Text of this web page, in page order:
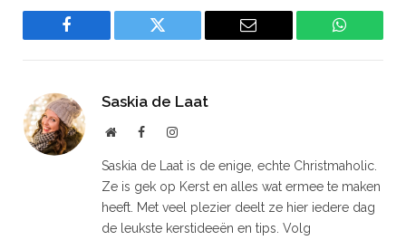
Facebook Twitter Email
Saskia de Laat
WebsiteFacebookInstagram
Saskia de Laat is de enige, echte Christmaholic.
Ze is gek op Kerst en alles wat ermee te maken
heeft. Met veel plezier deelt ze hier iedere dag
de leukste kerstideeën en tips. Volg